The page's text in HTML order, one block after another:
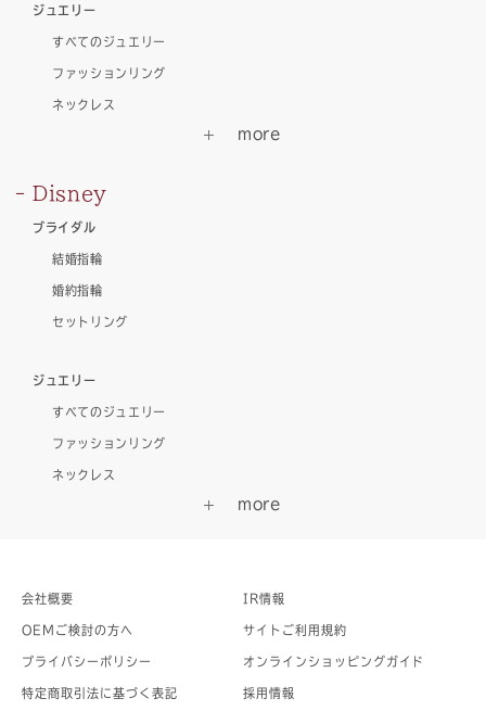
ジュエリー
すべてのジュエリー
ファッションリング
ネックレス
Disney
ブライダル
結婚指輪
婚約指輪
セットリング
ジュエリー
すべてのジュエリー
ファッションリング
ネックレス
会社概要 IR情報
OEMご検討の方へ サイトご利用規約
プライバシーポリシー オンラインショッピングガイド
特定商取引法に基づく表記 採用情報